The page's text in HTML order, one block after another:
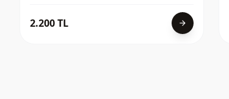
2.200 TL arrow_forward